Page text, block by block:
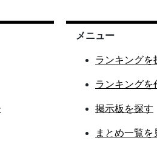
メニュー
ランキングを
ランキングを
掲示板を探す
まとめ一覧を